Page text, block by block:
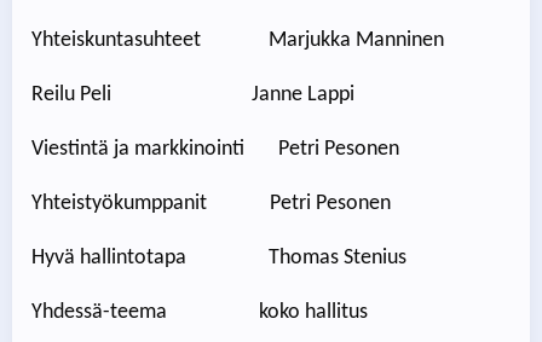
Yhteiskuntasuhteet Marjukka Manninen
Reilu Peli Janne Lappi
Viestintä ja markkinointi Petri Pesonen
Yhteistyökumppanit Petri Pesonen
Hyvä hallintotapa Thomas Stenius
Yhdessä-teema koko hallitus